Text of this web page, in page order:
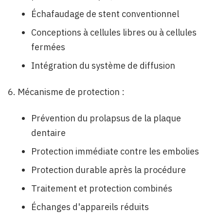
Échafaudage de stent conventionnel
Conceptions à cellules libres ou à cellules
fermées
Intégration du système de diffusion
Mécanisme de protection :
Prévention du prolapsus de la plaque
dentaire
Protection immédiate contre les embolies
Protection durable après la procédure
Traitement et protection combinés
Échanges d'appareils réduits